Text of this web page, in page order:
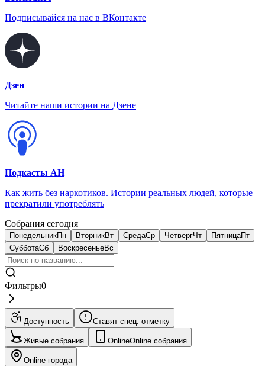
Подписывайся на нас в ВКонтакте
Дзен
Читайте наши истории на Дзене
Подкасты АН
Как жить без наркотиков. Истории реальных людей, которые
прекратили употреблять
Собрания сегодня
ПонедельникПн ВторникВт СредаСр ЧетвергЧт ПятницаПт
СубботаСб ВоскресеньеВс
Фильтры0
Доступность Ставят спец. отметку
Живые собрания OnlineOnline собрания
Online города